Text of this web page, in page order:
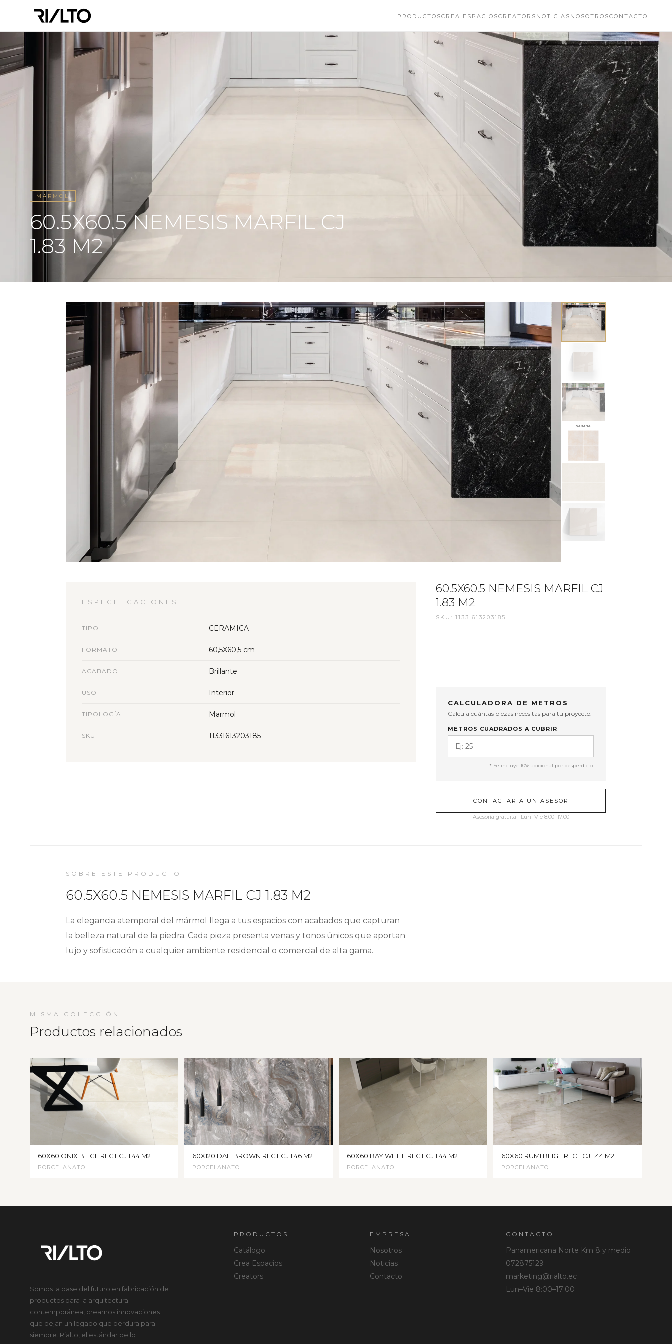
PRODUCTOSCREA ESPACIOSCREATORS NOTICIAS NOSOTROSCONTACTO
MARMOL
60.5X60.5 NEMESIS MARFIL CJ
1.83 M2
ESPECIFICACIONES
TIPO CERAMICA
FORMATO 60,5X60,5 cm
ACABADO Brillante
USO Interior
TIPOLOGÍA Marmol
SKU 1133I613203185
60.5X60.5 NEMESIS MARFIL CJ
1.83 M2
SKU: 1133I613203185
CALCULADORA DE METROS
Calcula cuántas piezas necesitas para tu proyecto.
METROS CUADRADOS A CUBRIR
* Se incluye 10% adicional por desperdicio.
CONTACTAR A UN ASESOR
Asesoría gratuita · Lun–Vie 8:00–17:00
SOBRE ESTE PRODUCTO
60.5X60.5 NEMESIS MARFIL CJ 1.83 M2
La elegancia atemporal del mármol llega a tus espacios con acabados que capturan
la belleza natural de la piedra. Cada pieza presenta venas y tonos únicos que aportan
lujo y sofisticación a cualquier ambiente residencial o comercial de alta gama.
MISMA COLECCIÓN
Productos relacionados
60X60 ONIX BEIGE RECT CJ 1.44 M2
PORCELANATO
60X120 DALI BROWN RECT CJ 1.46 M2
PORCELANATO
60X60 BAY WHITE RECT CJ 1.44 M2
PORCELANATO
60X60 RUMI BEIGE RECT CJ 1.44 M2
PORCELANATO
Somos la base del futuro en fabricación de
productos para la arquitectura
contemporánea, creamos innovaciones
que dejan un legado que perdura para
siempre. Rialto, el estándar de lo
PRODUCTOS
Catálogo
Crea Espacios
Creators
EMPRESA
Nosotros
Noticias
Contacto
CONTACTO
Panamericana Norte Km 8 y medio
072875129
marketing@rialto.ec
Lun–Vie 8:00–17:00